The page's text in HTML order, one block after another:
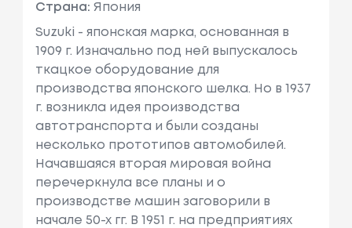
Страна: Япония
Suzuki - японская марка, основанная в
1909 г. Изначально под ней выпускалось
ткацкое оборудование для
производства японского шелка. Но в 1937
г. возникла идея производства
автотранспорта и были созданы
несколько прототипов автомобилей.
Начавшаяся вторая мировая война
перечеркнула все планы и о
производстве машин заговорили в
начале 50-х гг. В 1951 г. на предприятиях